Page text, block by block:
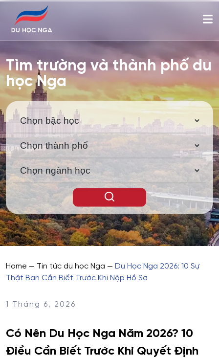
Tìm trường và thành phố du
học Nga
Home — Tin tức du học Nga — Du Học Nga 2026: 10 Sự
Thật Bạn Cần Biết Trước Khi Nộp Hồ Sơ
1 Tháng 6, 2026
Có Nên Du Học Nga Năm 2026? 10
Điều Cần Biết Trước Khi Quyết Định